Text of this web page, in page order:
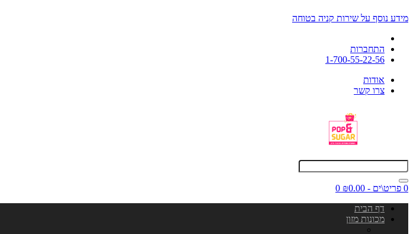
מידע נוסף על שירות קניה בטוחה
התחברות
1-700-55-22-56
אודות
צרו קשר
0 פריט\ים - ₪0.00
0
דף הבית
מכונות מזון